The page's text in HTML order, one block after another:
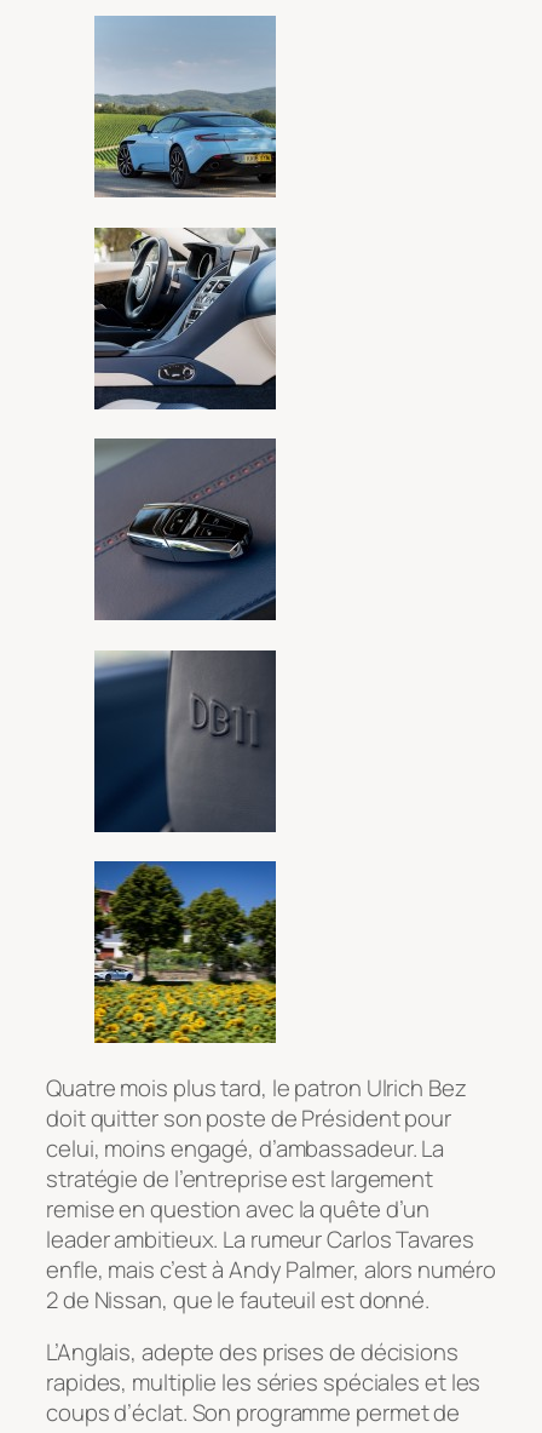
Quatre mois plus tard, le patron Ulrich Bez
doit quitter son poste de Président pour
celui, moins engagé, d’ambassadeur. La
stratégie de l’entreprise est largement
remise en question avec la quête d’un
leader ambitieux. La rumeur Carlos Tavares
enfle, mais c’est à Andy Palmer, alors numéro
2 de Nissan, que le fauteuil est donné.
L’Anglais, adepte des prises de décisions
rapides, multiplie les séries spéciales et les
coups d’éclat. Son programme permet de